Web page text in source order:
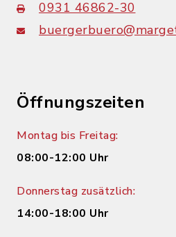
0931 46862-30
Öffnungszeiten
Montag bis Freitag:
08:00-12:00 Uhr
Donnerstag zusätzlich:
14:00-18:00 Uhr